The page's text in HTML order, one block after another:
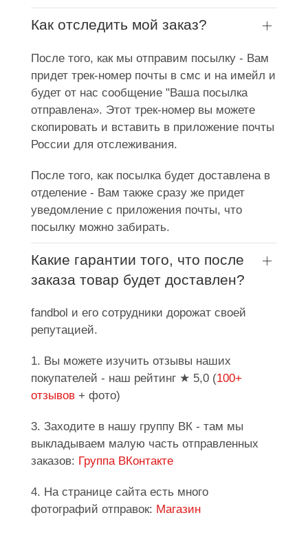
Как отследить мой заказ?
После того, как мы отправим посылку - Вам
придет трек-номер почты в смс и на имейл и
будет от нас сообщение "Ваша посылка
отправлена». Этот трек-номер вы можете
скопировать и вставить в приложение почты
России для отслеживания.
После того, как посылка будет доставлена в
отделение - Вам также сразу же придет
уведомление с приложения почты, что
посылку можно забирать.
Какие гарантии того, что после
заказа товар будет доставлен?
fandbol и его сотрудники дорожат своей
репутацией.
1. Вы можете изучить отзывы наших
покупателей - наш рейтинг ★ 5,0 (100+
отзывов + фото)
3. Заходите в нашу группу ВК - там мы
выкладываем малую часть отправленных
заказов: Группа ВКонтакте
4. На странице сайта есть много
фотографий отправок: Магазин